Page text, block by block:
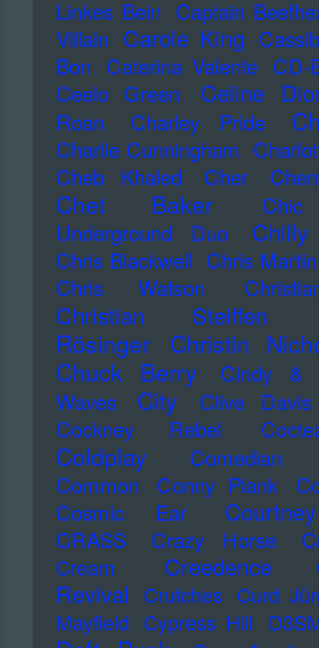
Linkes Bein Captain
Villain Carole King
Bon
Caterina Valente CD-
Ceelo Green
Celine
Roan
Charley Pride
Charlie Cunningham
Cheb Khaled
Cher
Chet Baker Chic
Underground Duo
Chilly
Chris Blackwell Chris Martin
Chris Watson
Christian Steiffen
Rösinger
Christin
Chuck Berry Cindy &
Waves
City Clive Davis
Cockney Rebel
Coldplay
Comedian
Common
Conny Plank
Cosmic Ear
CRASS Crazy Horse
Cream
Creedence
Revival
Crutches Curd
Mayfield Cypress Hill